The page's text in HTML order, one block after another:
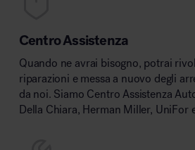
Centro Assistenza
Quando ne avrai bisogno, potrai
riparazioni e messa a nuovo degli
da noi. Siamo Centro Assistenza
Della Chiara, Herman Miller, UniFor